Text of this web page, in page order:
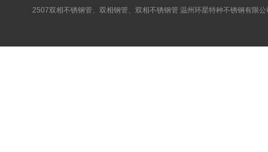
2507双相不锈钢管、双相钢管、双相不锈钢管 温州环星特种不锈钢有限